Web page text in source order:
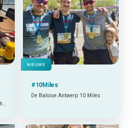
28 april, Werelddag voor veiligheid en gezondheid op het werk.
NIEUWS
#10Miles
De Baloise Antwerp 10 Miles